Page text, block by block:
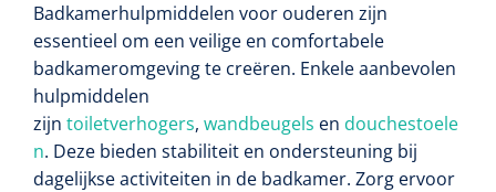
Badkamerhulpmiddelen voor ouderen zijn
essentieel om een veilige en comfortabele
badkameromgeving te creëren. Enkele aanbevolen
hulpmiddelen
zijn toiletverhogers, wandbeugels en douchestoele
n. Deze bieden stabiliteit en ondersteuning bij
dagelijkse activiteiten in de badkamer. Zorg ervoor